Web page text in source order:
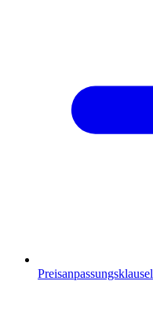
Preisanpassungsklausel